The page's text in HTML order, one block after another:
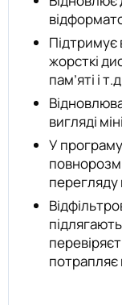
Підтримує
жорсткі
пам’яті і
вигляді
У
перегляду
потрапляє